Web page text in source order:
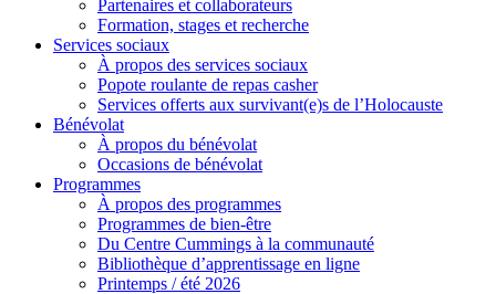
Partenaires et collaborateurs
Formation, stages et recherche
Services sociaux
À propos des services sociaux
Popote roulante de repas casher
Services offerts aux survivant(e)s de l’Holocauste
Bénévolat
À propos du bénévolat
Occasions de bénévolat
Programmes
À propos des programmes
Programmes de bien-être
Du Centre Cummings à la communauté
Bibliothèque d’apprentissage en ligne
Printemps / été 2026